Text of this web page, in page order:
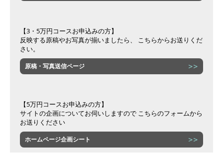
【3・5万円コースお申込みの方】
反映する原稿やお写真が揃いましたら、 こちらからお送りくだ
さい。
原稿・写真送信ページ
【5万円コースお申込みの方】
サイトの企画についてお伺いしますので こちらのフォームから
お送りください
ホームページ企画シート